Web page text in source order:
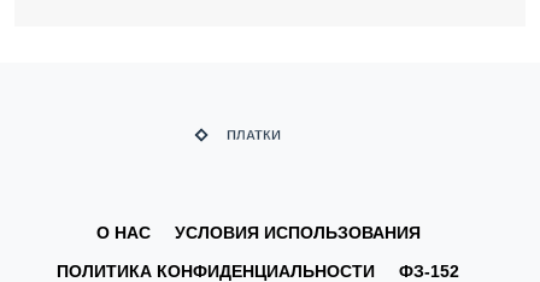
О НАС
УСЛОВИЯ ИСПОЛЬЗОВАНИЯ
ПОЛИТИКА КОНФИДЕНЦИАЛЬНОСТИ
ФЗ-152